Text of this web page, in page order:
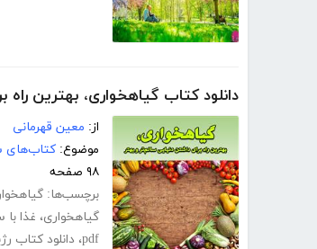
دانلود کتاب گیاهخواری، بهترین راه
از: معین قهرمانی
موضوع: کتاب‌های
۹۸ صفحه
برچسب‌ها:
گیاهخواری، غذا
pdf، دانلود کتاب